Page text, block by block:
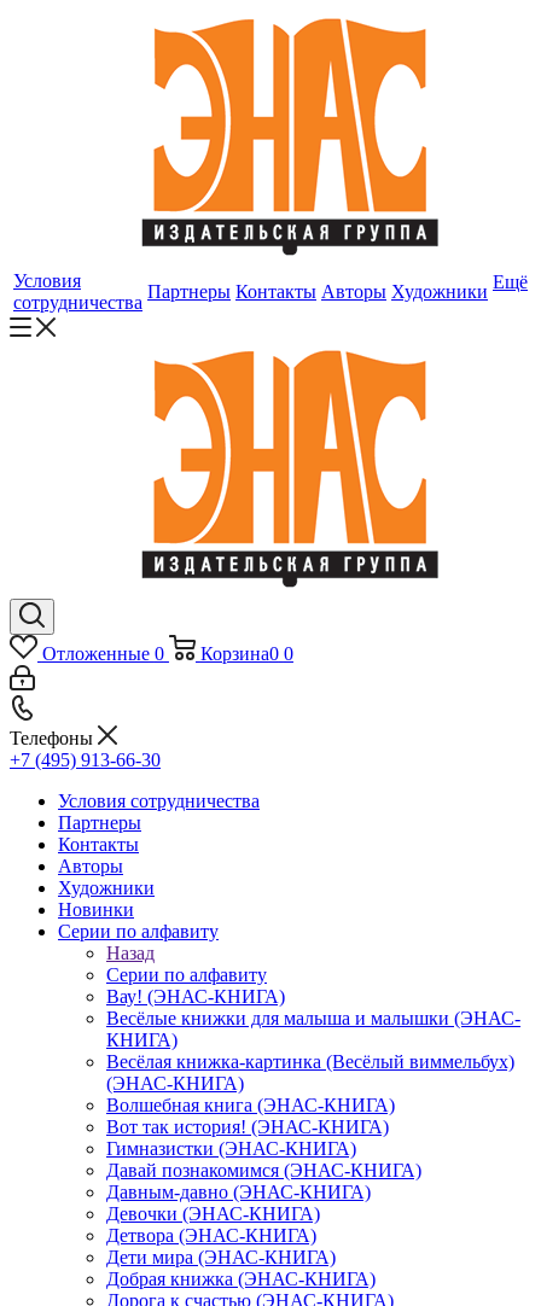
Условия
сотрудничества
Партнеры Контакты Авторы Художники Ещё
Отложенные 0 Корзина0 0
Телефоны
+7 (495) 913-66-30
Условия сотрудничества
Партнеры
Контакты
Авторы
Художники
Новинки
Серии по алфавиту
Назад
Серии по алфавиту
Вау! (ЭНАС-КНИГА)
Весёлые книжки для малыша и малышки (ЭНАС-
КНИГА)
Весёлая книжка-картинка (Весёлый виммельбух)
(ЭНАС-КНИГА)
Волшебная книга (ЭНАС-КНИГА)
Вот так история! (ЭНАС-КНИГА)
Гимназистки (ЭНАС-КНИГА)
Давай познакомимся (ЭНАС-КНИГА)
Давным-давно (ЭНАС-КНИГА)
Девочки (ЭНАС-КНИГА)
Детвора (ЭНАС-КНИГА)
Дети мира (ЭНАС-КНИГА)
Добрая книжка (ЭНАС-КНИГА)
Дорога к счастью (ЭНАС-КНИГА)